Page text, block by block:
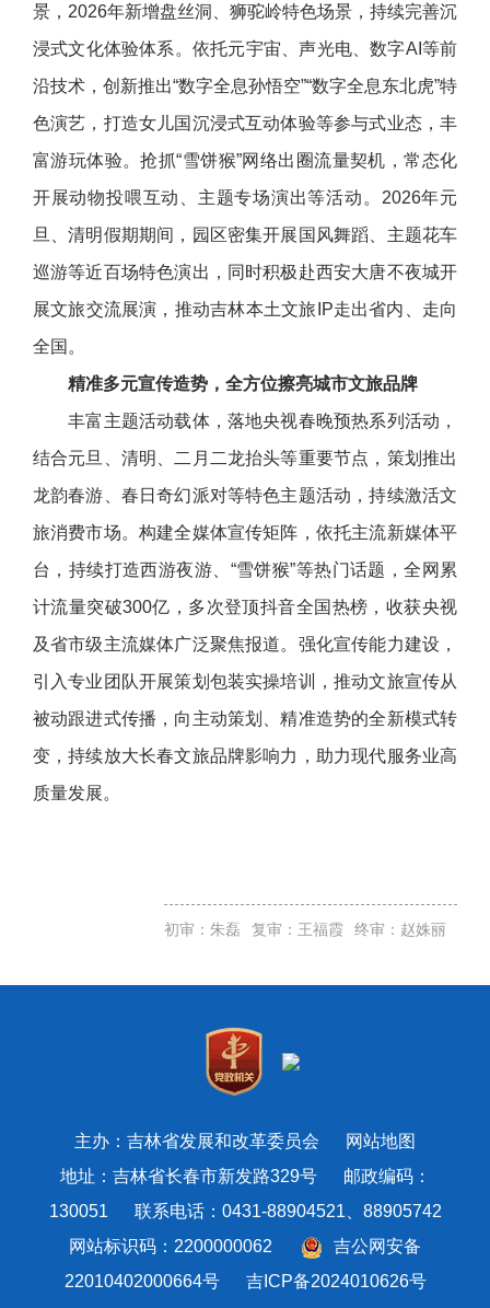
景，2026年新增盘丝洞、狮驼岭特色场景，持续完善沉
浸式文化体验体系。依托元宇宙、声光电、数字AI等前
沿技术，创新推出“数字全息孙悟空”“数字全息东北虎”特
色演艺，打造女儿国沉浸式互动体验等参与式业态，丰
富游玩体验。抢抓“雪饼猴”网络出圈流量契机，常态化
开展动物投喂互动、主题专场演出等活动。2026年元
旦、清明假期期间，园区密集开展国风舞蹈、主题花车
巡游等近百场特色演出，同时积极赴西安大唐不夜城开
展文旅交流展演，推动吉林本土文旅IP走出省内、走向
全国。
精准多元宣传造势，全方位擦亮城市文旅品牌
丰富主题活动载体，落地央视春晚预热系列活动，
结合元旦、清明、二月二龙抬头等重要节点，策划推出
龙韵春游、春日奇幻派对等特色主题活动，持续激活文
旅消费市场。构建全媒体宣传矩阵，依托主流新媒体平
台，持续打造西游夜游、“雪饼猴”等热门话题，全网累
计流量突破300亿，多次登顶抖音全国热榜，收获央视
及省市级主流媒体广泛聚焦报道。强化宣传能力建设，
引入专业团队开展策划包装实操培训，推动文旅宣传从
被动跟进式传播，向主动策划、精准造势的全新模式转
变，持续放大长春文旅品牌影响力，助力现代服务业高
质量发展。
初审：朱磊 复审：王福霞 终审：赵姝丽
主办：吉林省发展和改革委员会
网站地图
地址：吉林省长春市新发路329号 邮政编码：
130051 联系电话：0431-88904521、88905742
网站标识码：2200000062
吉公网安备
22010402000664号
吉ICP备2024010626号